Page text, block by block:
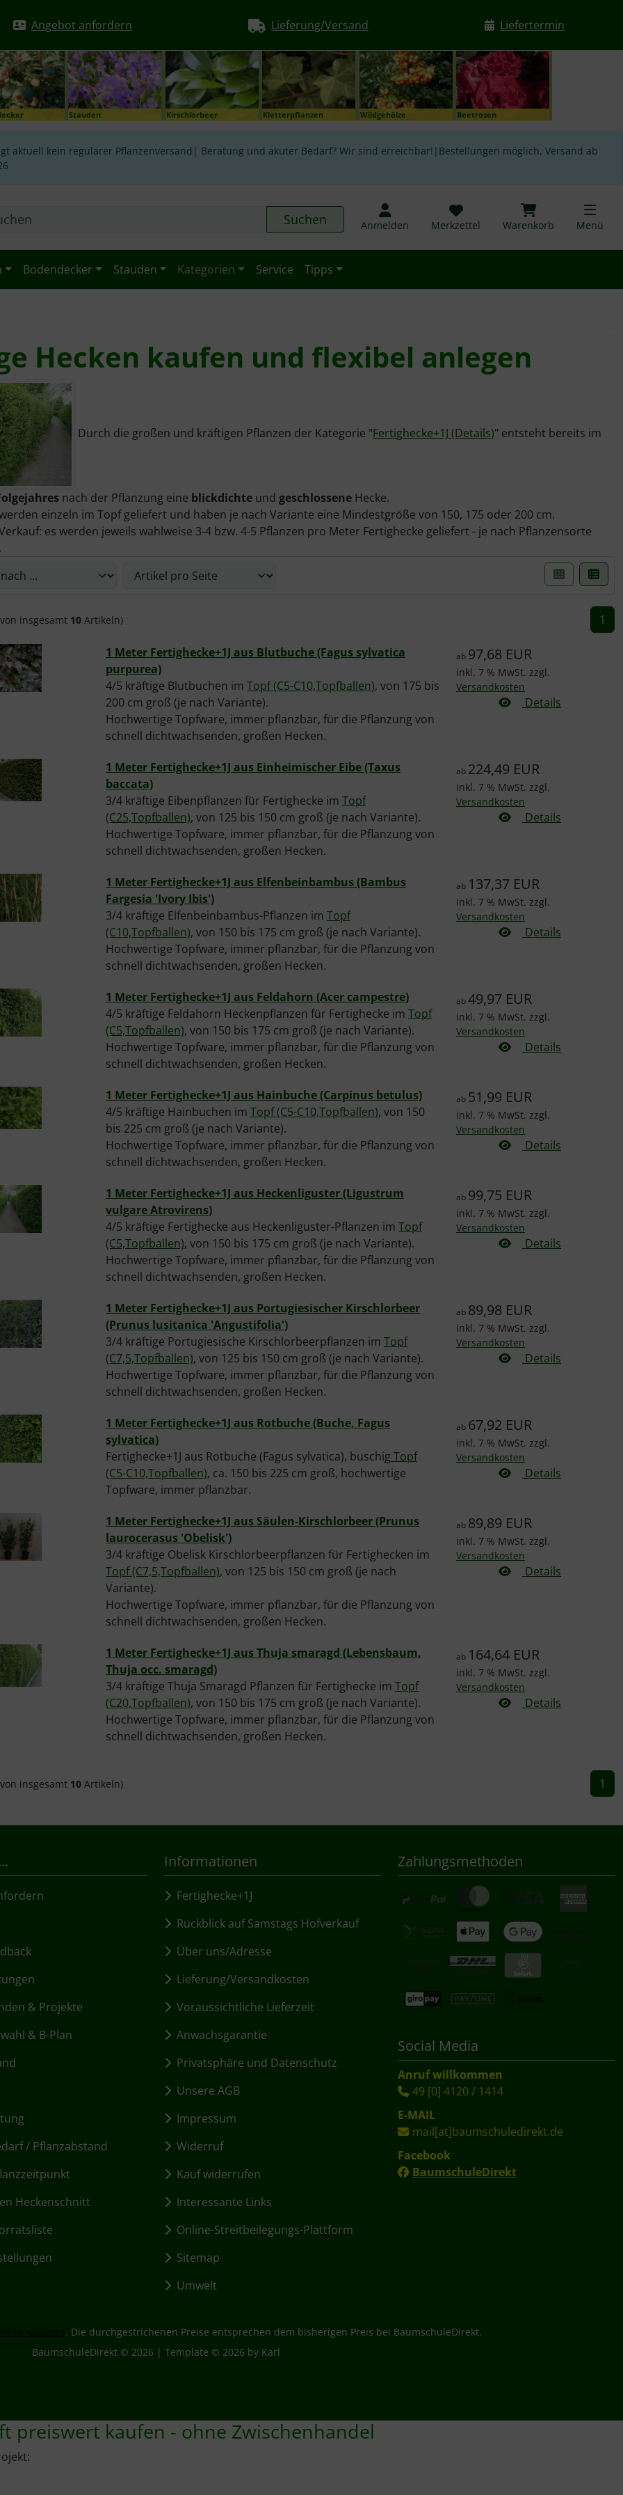
Angebot anfordern Lieferung/Versand Liefertermin
Stauden Kirschlorbeer Kletterpflanzen Wildgehölze Beetrosen
aktuell kein regulärer Pflanzenversand| Beratung und akuter Bedarf? Wir sind erreichbar!|Bestellungen möglich, Versand ab
Suchen Anmelden Merkzettel Warenkorb Menü
Bodendecker Stauden Kategorien Service Tipps
Hecken kaufen und flexibel anlegen
Durch die großen und kräftigen Pflanzen der Kategorie "Fertighecke+1J (Details)" entsteht bereits im
nach der Pflanzung eine blickdichte und geschlossene Hecke.
einzeln im Topf geliefert und haben je nach Variante eine Mindestgröße von 150, 175 oder 200 cm.
es werden jeweils wahlweise 3-4 bzw. 4-5 Pflanzen pro Meter Fertighecke geliefert - je nach Pflanzensorte
die nachfolgenden Artikel umsortiert werden und zwischen einer Box- oder Listenansicht gewählt werden.
insgesamt 10 Artikeln) 1
1 Meter Fertighecke+1J aus Blutbuche (Fagus sylvatica
purpurea)
4/5 kräftige Blutbuchen im Topf (C5-C10,Topfballen), von 175 bis
200 cm groß (je nach Variante).
Hochwertige Topfware, immer pflanzbar, für die Pflanzung von
schnell dichtwachsenden, großen Hecken.
ab 97,68 EUR
inkl. 7 % MwSt. zzgl.
Versandkosten
Details
1 Meter Fertighecke+1J aus Einheimischer Eibe (Taxus
baccata)
3/4 kräftige Eibenpflanzen für Fertighecke im Topf
(C25,Topfballen), von 125 bis 150 cm groß (je nach Variante).
Hochwertige Topfware, immer pflanzbar, für die Pflanzung von
schnell dichtwachsenden, großen Hecken.
ab 224,49 EUR
inkl. 7 % MwSt. zzgl.
Versandkosten
Details
1 Meter Fertighecke+1J aus Elfenbeinbambus (Bambus
Fargesia 'Ivory Ibis')
3/4 kräftige Elfenbeinbambus-Pflanzen im Topf
(C10,Topfballen), von 150 bis 175 cm groß (je nach Variante).
Hochwertige Topfware, immer pflanzbar, für die Pflanzung von
schnell dichtwachsenden, großen Hecken.
ab 137,37 EUR
inkl. 7 % MwSt. zzgl.
Versandkosten
Details
1 Meter Fertighecke+1J aus Feldahorn (Acer campestre)
4/5 kräftige Feldahorn Heckenpflanzen für Fertighecke im Topf
(C5,Topfballen), von 150 bis 175 cm groß (je nach Variante).
Hochwertige Topfware, immer pflanzbar, für die Pflanzung von
schnell dichtwachsenden, großen Hecken.
ab49,97 EUR
inkl. 7 % MwSt. zzgl.
Versandkosten
Details
1 Meter Fertighecke+1J aus Hainbuche (Carpinus betulus)
4/5 kräftige Hainbuchen im Topf (C5-C10,Topfballen), von 150
bis 225 cm groß (je nach Variante).
Hochwertige Topfware, immer pflanzbar, für die Pflanzung von
schnell dichtwachsenden, großen Hecken.
ab 51,99 EUR
inkl. 7 % MwSt. zzgl.
Versandkosten
Details
1 Meter Fertighecke+1J aus Heckenliguster (Ligustrum
vulgare Atrovirens)
4/5 kräftige Fertighecke aus Heckenliguster-Pflanzen im Topf
(C5,Topfballen), von 150 bis 175 cm groß (je nach Variante).
Hochwertige Topfware, immer pflanzbar, für die Pflanzung von
schnell dichtwachsenden, großen Hecken.
ab 99,75 EUR
inkl. 7 % MwSt. zzgl.
Versandkosten
Details
1 Meter Fertighecke+1J aus Portugiesischer Kirschlorbeer
(Prunus lusitanica 'Angustifolia')
3/4 kräftige Portugiesische Kirschlorbeerpflanzen im Topf
(C7,5,Topfballen), von 125 bis 150 cm groß (je nach Variante).
Hochwertige Topfware, immer pflanzbar, für die Pflanzung von
schnell dichtwachsenden, großen Hecken.
ab 89,98 EUR
inkl. 7 % MwSt. zzgl.
Versandkosten
Details
1 Meter Fertighecke+1J aus Rotbuche (Buche, Fagus
sylvatica)
Fertighecke+1J aus Rotbuche (Fagus sylvatica), buschig Topf
(C5-C10,Topfballen), ca. 150 bis 225 cm groß, hochwertige
Topfware, immer pflanzbar.
ab 67,92 EUR
inkl. 7 % MwSt. zzgl.
Versandkosten
Details
1 Meter Fertighecke+1J aus Säulen-Kirschlorbeer (Prunus
laurocerasus 'Obelisk')
3/4 kräftige Obelisk Kirschlorbeerpflanzen für Fertighecken im
Topf (C7,5,Topfballen), von 125 bis 150 cm groß (je nach
Variante).
Hochwertige Topfware, immer pflanzbar, für die Pflanzung von
schnell dichtwachsenden, großen Hecken.
ab 89,89 EUR
inkl. 7 % MwSt. zzgl.
Versandkosten
Details
1 Meter Fertighecke+1J aus Thuja smaragd (Lebensbaum,
Thuja occ. smaragd)
3/4 kräftige Thuja Smaragd Pflanzen für Fertighecke im Topf
(C20,Topfballen), von 150 bis 175 cm groß (je nach Variante).
Hochwertige Topfware, immer pflanzbar, für die Pflanzung von
schnell dichtwachsenden, großen Hecken.
ab 164,64 EUR
inkl. 7 % MwSt. zzgl.
Versandkosten
Details
insgesamt 10 Artikeln) 1
& Projekte
& B-Plan
/ Pflanzabstand
Heckenschnitt
Informationen
Fertighecke+1J
Rückblick auf Samstags Hofverkauf
Über uns/Adresse
Lieferung/Versandkosten
Voraussichtliche Lieferzeit
Anwachsgarantie
Privatsphäre und Datenschutz
Unsere AGB
Impressum
Widerruf
Kauf widerrufen
Interessante Links
Online-Streitbeilegungs-Plattform
Sitemap
Umwelt
Zahlungsmethoden
Social Media
Anruf willkommen
49 [0] 4120 / 1414
E-MAIL
mail[at]baumschuledirekt.de
Facebook
BaumschuleDirekt
. Die durchgestrichenen Preise entsprechen dem bisherigen Preis bei BaumschuleDirekt.
BaumschuleDirekt © 2026 | Template © 2026 by Karl
preiswert kaufen - ohne Zwischenhandel